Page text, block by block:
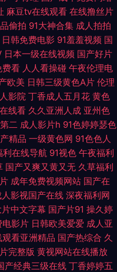
频导航 91大神成人电影 超碰人
喷水 97资源麻烦视频 东方四虎
射视频 超碰在桃 黄色美女网站
码在线天堂 91午夜伦理影院 成
院 91香蕉小视频 成人精品视频
精品色哟哟 99热这里只 韩国激
碰碰人人操 久草国产牛牛视频
利视频成人网 蜜桃av第一页 婷
久久国产 人人草人人妻91 性交
麻豆tv在线观看 在线撸丝片
偷拍 91大神合集 成人拍拍
日韩免费电影 91羞羞视频 国
日本一级在线视频 国产好片
费看 人人看操碰 午夜伦理电
欧美 日韩三级黄色A片 伦理
影院 丁香成人五月花 黄色
线看 久久亚洲人成 亚州色
二 成人影片h 91色婷婷瑟色
精品 一级黄色网 91色色人
利在线导航 91视色 午夜福利
国产又爽又黄又无 久草福利
成年免费视频网站 国产在
人影视国产在线 深夜福利网
中文字幕 国产片91 操久婷
电影片 日韩欧美爱爱 成人亚
观看亚洲精品 国产热综合 久
完整版 黄视网站在线播放
产经典三级在线 丁香婷婷五